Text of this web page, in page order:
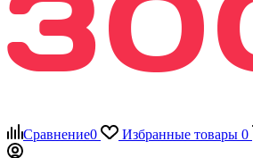
Сравнение0 Избранные товары 0